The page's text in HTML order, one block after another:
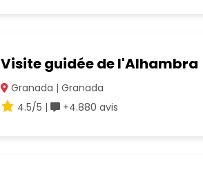
Visite guidée de l'Alhambra
Granada | Granada
4.5/5 |
+4.880 avis